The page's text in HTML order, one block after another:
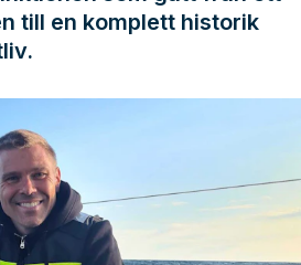
till en komplett historik